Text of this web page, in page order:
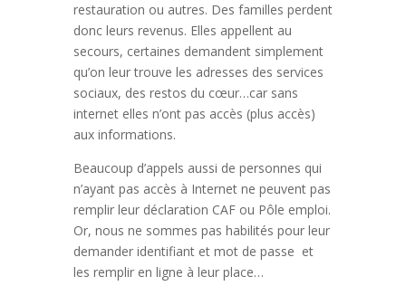
restauration ou autres. Des familles perdent
donc leurs revenus. Elles appellent au
secours, certaines demandent simplement
qu’on leur trouve les adresses des services
sociaux, des restos du cœur…car sans
internet elles n’ont pas accès (plus accès)
aux informations.
Beaucoup d’appels aussi de personnes qui
n’ayant pas accès à Internet ne peuvent pas
remplir leur déclaration CAF ou Pôle emploi.
Or, nous ne sommes pas habilités pour leur
demander identifiant et mot de passe et
les remplir en ligne à leur place…